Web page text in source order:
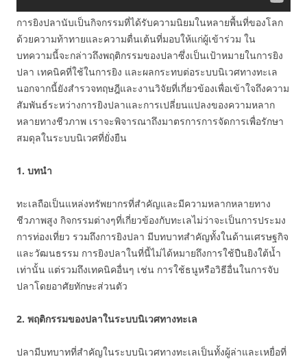
การยิงปลานับเป็นกิจกรรมที่ได้รับความนิยมในหลายพื้นที่ของโลก
ด้วยความท้าทายและความตื่นเต้นที่มอบให้แก่ผู้เข้าร่วม ใน
บทความนี้จะกล่าวถึงพฤติกรรมของปลาซึ่งเป็นเป้าหมายในการยิง
ปลา เทคนิคที่ใช้ในการยิง และผลกระทบต่อระบบนิเวศทางทะเล
นอกจากนี้ยังสำรวจทฤษฎีและงานวิจัยที่เกี่ยวข้องเพื่อเข้าใจถึงความ
สัมพันธ์ระหว่างการยิงปลาและการเปลี่ยนแปลงของความหลาก
หลายทางชีวภาพ เราจะพิจารณาถึงมาตรการการจัดการเพื่อรักษา
สมดุลในระบบนิเวศที่ยั่งยืน
1. บทนำ
ทะเลถือเป็นแหล่งทรัพยากรที่สำคัญและมีความหลากหลายทาง
ชีวภาพสูง กิจกรรมต่างๆที่เกี่ยวข้องกับทะเลไม่ว่าจะเป็นการประมง
การท่องเที่ยว รวมถึงการยิงปลา มีบทบาทสำคัญทั้งในด้านเศรษฐกิจ
และวัฒนธรรม การยิงปลาในที่นี้ไม่ได้หมายถึงการใช้ปืนยิงใต้น้ำ
เท่านั้น แต่รวมถึงเทคนิคอื่นๆ เช่น การใช้ธนูหรือวิธีอื่นในการจับ
ปลาโดยอาศัยทักษะส่วนตัว
2. พฤติกรรมของปลาในระบบนิเวศทางทะเล
ปลามีบทบาทที่สำคัญในระบบนิเวศทางทะเลเป็นทั้งผู้ล่าและเหยื่อที่